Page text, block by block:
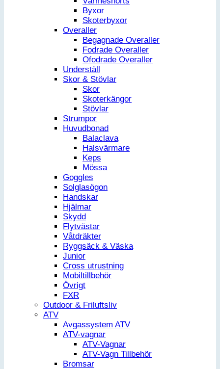
Byxor
Skoterbyxor
Overaller
Begagnade Overaller
Fodrade Overaller
Ofodrade Overaller
Underställ
Skor & Stövlar
Skor
Skoterkängor
Stövlar
Strumpor
Huvudbonad
Balaclava
Halsvärmare
Keps
Mössa
Goggles
Solglasögon
Handskar
Hjälmar
Skydd
Flytvästar
Våtdräkter
Ryggsäck & Väska
Junior
Cross utrustning
Mobiltillbehör
Övrigt
FXR
Outdoor & Friluftsliv
ATV
Avgassystem ATV
ATV-vagnar
ATV-Vagnar
ATV-Vagn Tillbehör
Bromsar